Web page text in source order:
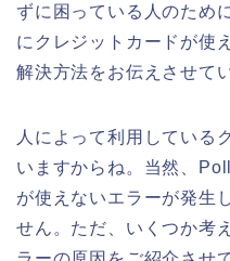
ずに困っている人のため
にクレジットカードが使
解決方法をお伝えさせて
人によって利用している
いますからね。当然、
が使えないエラーが発生
せん。ただ、いくつか考